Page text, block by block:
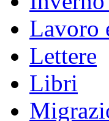
Lavoro
Lettere
Libri